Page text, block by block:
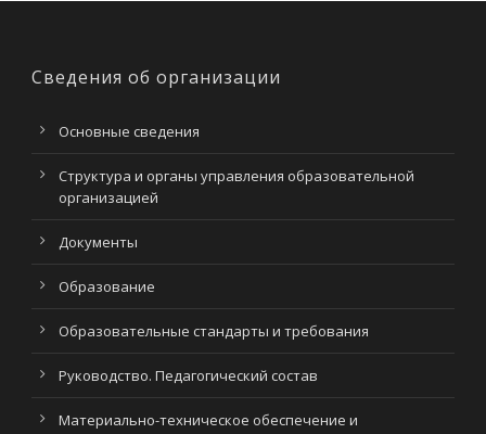
Сведения об организации
Основные сведения
Структура и органы управления образовательной
организацией
Документы
Образование
Образовательные стандарты и требования
Руководство. Педагогический состав
Материально-техническое обеспечение и